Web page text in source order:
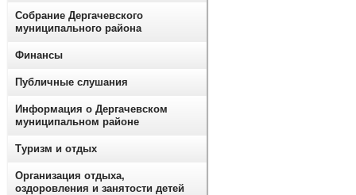
Собрание Дергачевского
муниципального района
Финансы
Публичные слушания
Информация о Дергачевском
муниципальном районе
Туризм и отдых
Организация отдыха,
оздоровления и занятости детей